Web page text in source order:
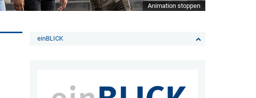
Animation stoppen
einBLICK